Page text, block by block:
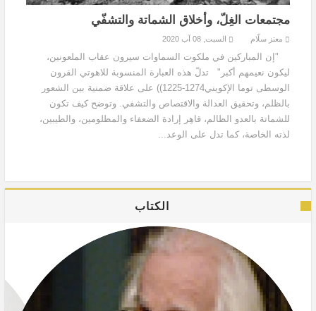
مجتمعات الغِلّ، وأخلاق الشماتة والتشفّي
معتز سلّام السبت, 08 آب 2020
"إن المباركين في ملكوت السماوات سيرون عقاب الملعونين،
ليكون نعيمهم أكبر" تدلّ هذه العبارة المنسوبة للاهوتي القرون
الوسطى توما الإكويني1274-1225)) على علاقة ضمنية بين الشعور
بالظلم، وتحقيق العدالة والاقتصاص والتشفي. وتوضح كيف تكون
للشماتة بالعدو الظالم، قاهِر إرادة الضعفاء والمظلومين، والطيبين،
لذته الخاصة، كما تدل على الوعد...
الكتاب